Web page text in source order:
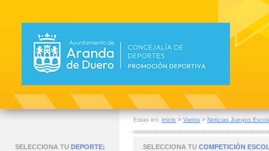
Estas en: Inicio > Varios > Noticias Juegos
SELECCIONA TU DEPORTE: SELECCIONA TU COMPETICIÓN